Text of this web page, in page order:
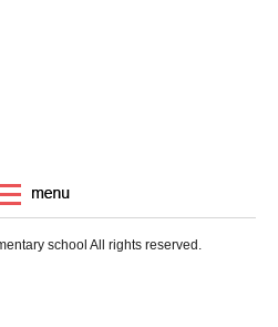
school All rights reserved.